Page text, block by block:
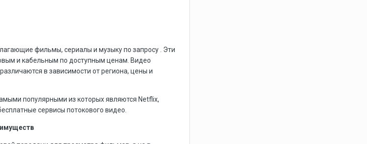
фильмы, сериалы и музыку по запросу . Эти
и кабельным по доступным ценам. Видео
в зависимости от региона, цены и
популярными из которых являются Netflix,
сервисы потокового видео.